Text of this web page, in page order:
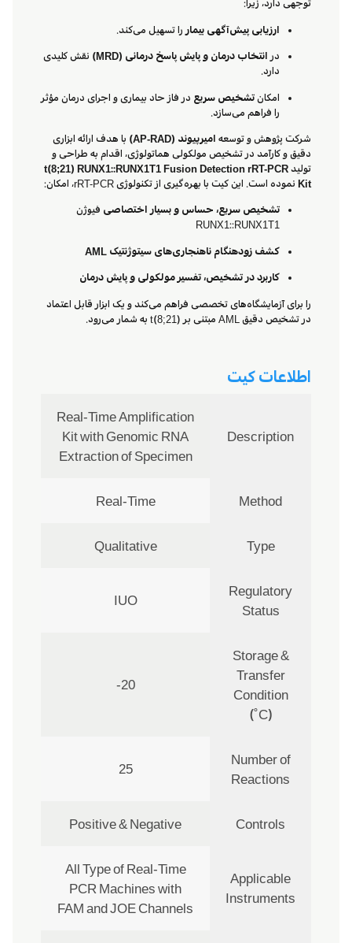
توجهی دارد، زیرا:
ارزیابی پیش‌آگهی بیمار را تسهیل می‌کند.
در انتخاب درمان و پایش پاسخ درمانی (MRD)
نقش کلیدی
دارد.
امکانتشخیص سریع در فاز حاد بیماری و اجرای درمان مؤثر
را فراهم می‌سازد.
شرکت پژوهش و توسعه امیرپیوند (AP-RAD)
با هدف ارائه ابزاری
دقیق و کارآمد در تشخیص مولکولی هماتولوژی، اقدام به طراحی و
تولیدt(8;21) RUNX1::RUNX1T1 Fusion Detection rRT-PCR
Kit نموده است. این کیت با بهره‌گیری از تکنولوژی rRT-PCR، امکان:
تشخیص سریع، حساس و بسیار اختصاصی فیوژن
RUNX1::RUNX1T1
کشف زودهنگام ناهنجاری‌های سیتوژنتیک AML
کاربرد در تشخیص، تفسیر مولکولی و پایش درمان
را برای آزمایشگاه‌های تخصصی فراهم می‌کند و یک ابزار قابل اعتماد
در تشخیص دقیق AML مبتنی بر t(8;21) به شمار می‌رود.
اطلاعات کیت
Description
Real-Time Amplification
Kit with Genomic RNA
Extraction of Specimen
Method
Real-Time
Type
Qualitative
Regulatory
Status
IUO
Storage &
Transfer
Condition
(˚C)
20-
Number of
Reactions
25
Controls
Positive & Negative
Applicable
Instruments
All Type of Real-Time
PCR Machines with
FAM and JOE Channels